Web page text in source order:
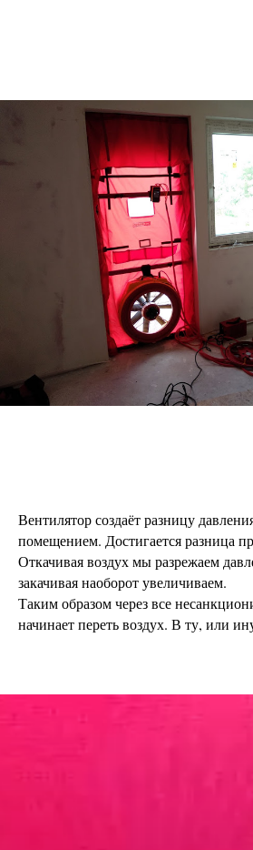
Вентилятор создаёт разницу
помещением. Достигается разница
Откачивая воздух мы разрежаем
закачивая наоборот увеличиваем.
Таким образом через все
начинает переть воздух. В ту, или